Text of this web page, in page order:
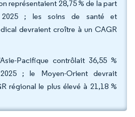
représentaient 28,75 % de la part
2025 ; les soins de santé et
devraient croître à un CAGR
Pacifique contrôlait 36,55 %
; le Moyen-Orient devrait
régional le plus élevé à 21,18 %